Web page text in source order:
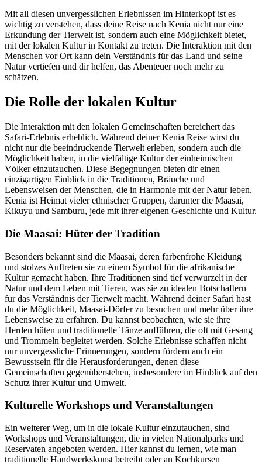
Mit all diesen unvergesslichen Erlebnissen im Hinterkopf ist es
wichtig zu verstehen, dass deine Reise nach Kenia nicht nur eine
Erkundung der Tierwelt ist, sondern auch eine Möglichkeit bietet,
mit der lokalen Kultur in Kontakt zu treten. Die Interaktion mit den
Menschen vor Ort kann dein Verständnis für das Land und seine
Natur vertiefen und dir helfen, das Abenteuer noch mehr zu
schätzen.
Die Rolle der lokalen Kultur
Die Interaktion mit den lokalen Gemeinschaften bereichert das
Safari-Erlebnis erheblich. Während deiner Kenia Reise wirst du
nicht nur die beeindruckende Tierwelt erleben, sondern auch die
Möglichkeit haben, in die vielfältige Kultur der einheimischen
Völker einzutauchen. Diese Begegnungen bieten dir einen
einzigartigen Einblick in die Traditionen, Bräuche und
Lebensweisen der Menschen, die in Harmonie mit der Natur leben.
Kenia ist Heimat vieler ethnischer Gruppen, darunter die Maasai,
Kikuyu und Samburu, jede mit ihrer eigenen Geschichte und Kultur.
Die Maasai: Hüter der Tradition
Besonders bekannt sind die Maasai, deren farbenfrohe Kleidung
und stolzes Auftreten sie zu einem Symbol für die afrikanische
Kultur gemacht haben. Ihre Traditionen sind tief verwurzelt in der
Natur und dem Leben mit Tieren, was sie zu idealen Botschaftern
für das Verständnis der Tierwelt macht. Während deiner Safari hast
du die Möglichkeit, Maasai-Dörfer zu besuchen und mehr über ihre
Lebensweise zu erfahren. Du kannst beobachten, wie sie ihre
Herden hüten und traditionelle Tänze aufführen, die oft mit Gesang
und Trommeln begleitet werden. Solche Erlebnisse schaffen nicht
nur unvergessliche Erinnerungen, sondern fördern auch ein
Bewusstsein für die Herausforderungen, denen diese
Gemeinschaften gegenüberstehen, insbesondere im Hinblick auf den
Schutz ihrer Kultur und Umwelt.
Kulturelle Workshops und Veranstaltungen
Ein weiterer Weg, um in die lokale Kultur einzutauchen, sind
Workshops und Veranstaltungen, die in vielen Nationalparks und
Reservaten angeboten werden. Hier kannst du lernen, wie man
traditionelle Handwerkskunst betreibt oder an Kochkursen